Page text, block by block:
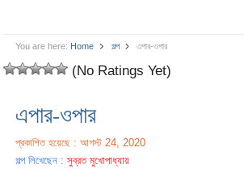
You are here: Home গল্প এপার-ওপার
(No Ratings Yet)
এপার-ওপার
প্রকাশিত হয়েছে : আগস্ট 24, 2020
গল্প লিখেছেন :সুব্রত মুখোপাধ্যায়